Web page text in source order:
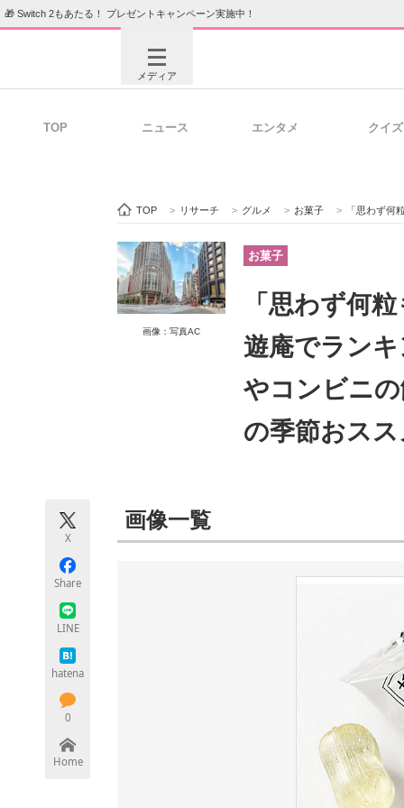
🎁 Switch 2もあたる！ プレゼントキャンペーン実施中！
メディア
ビジネスと働き方のヒント
ITエンジニア向け専門サイト
モノづくり技術者専門サイト
TOP ニュース エンタメ クイズ
TOP > リサーチ > グルメ > お菓子 > 「思わず何粒も食
画像：写真AC
お菓子
「思わず何
遊庵でラン
やコンビニ
の季節おス
X
Share
LINE
hatena
0
Home
画像一覧